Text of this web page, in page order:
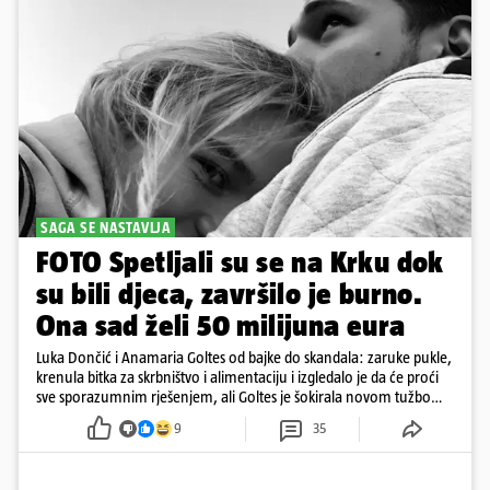
SAGA SE NASTAVLJA
FOTO Spetljali su se na Krku dok
su bili djeca, završilo je burno.
Ona sad želi 50 milijuna eura
Luka Dončić i Anamaria Goltes od bajke do skandala: zaruke pukle,
krenula bitka za skrbništvo i alimentaciju i izgledalo je da će proći
sve sporazumnim rješenjem, ali Goltes je šokirala novom tužbom
u Sloveniji
9 35